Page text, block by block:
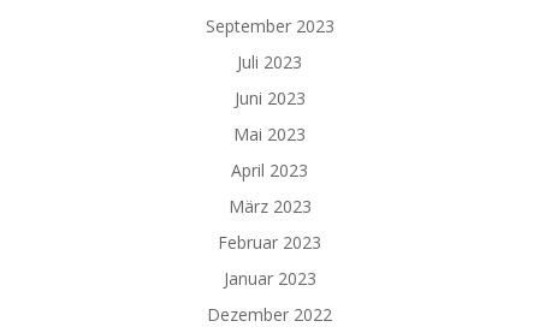
September 2023
Juli 2023
Juni 2023
Mai 2023
April 2023
März 2023
Februar 2023
Januar 2023
Dezember 2022